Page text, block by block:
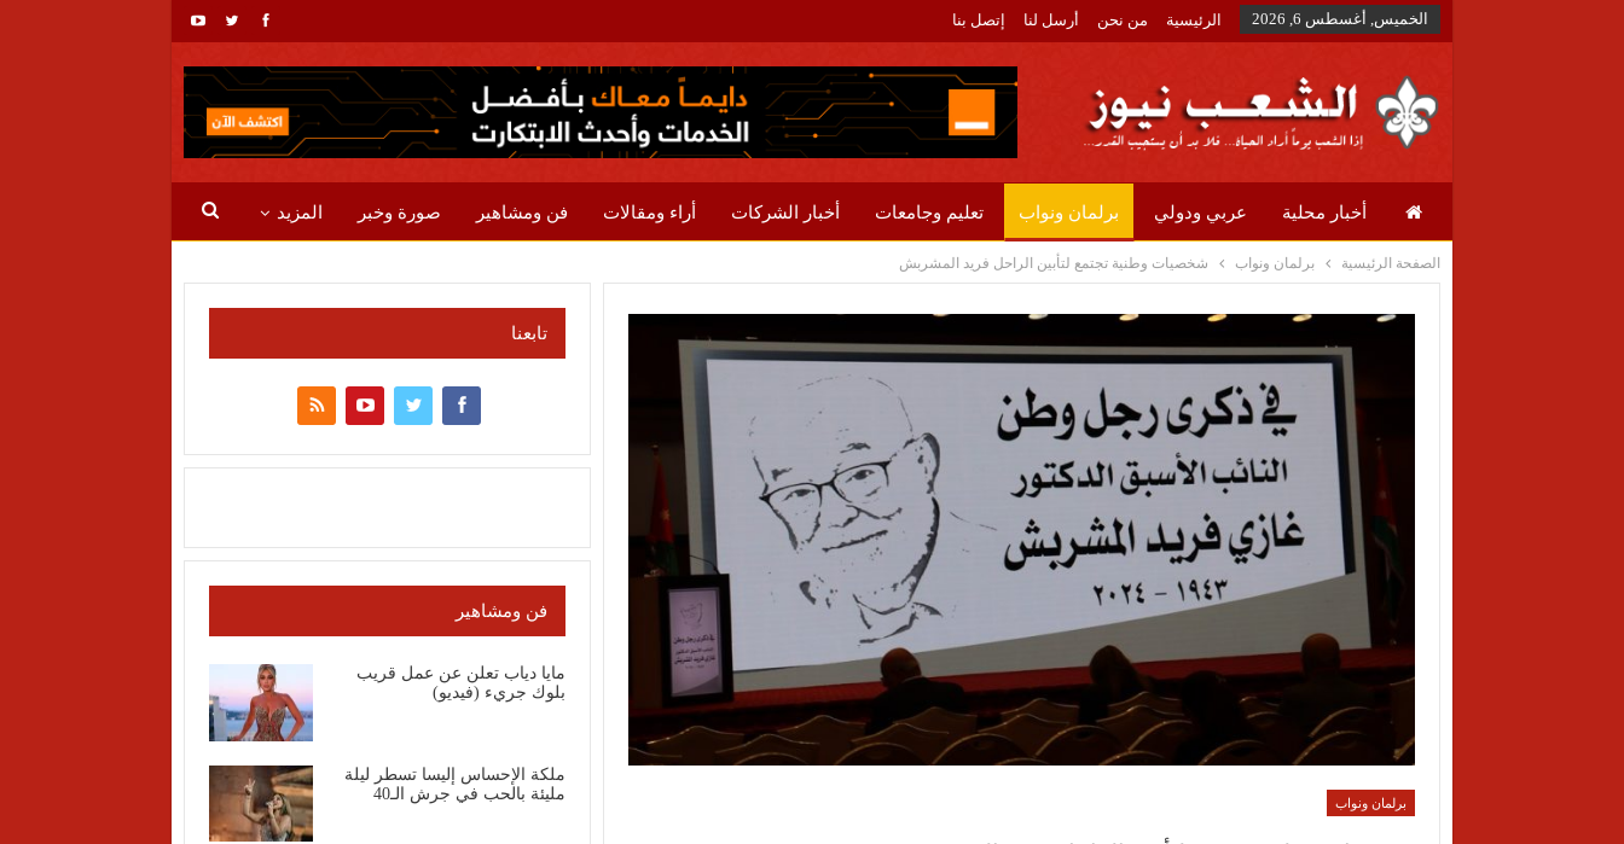
الخميس, أغسطس 6, 2026 الرئيسية من نحن أرسل لنا إتصل بنا
أخبار محلية عربي ودولي برلمان ونواب تعليم وجامعات أخبار الشركات أراء ومقالات فن ومشاهير صورة وخبر المزيد
الصفحة الرئيسية برلمان ونواب شخصيات وطنية تجتمع لتأبين الراحل فريد المشربش
برلمان ونواب
تابعنا
فن ومشاهير
مايا دياب تعلن عن عمل قريب
بلوك جريء (فيديو)
ملكة الإحساس إليسا تسطر ليلة
مليئة بالحب في جرش الـ40